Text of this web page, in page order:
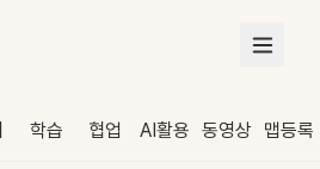
학습 협업 AI활용 동영상 맵등록